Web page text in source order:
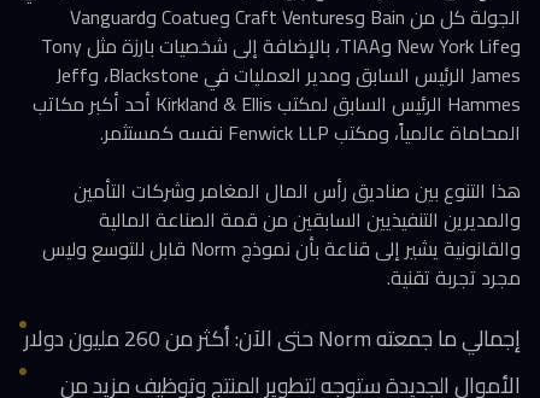
الجولة كل من Bain وCraft Ventures وCoatue وVanguard
وNew York Life وTIAA، بالإضافة إلى شخصيات بارزة مثل Tony
James الرئيس السابق ومدير العمليات في Blackstone، وJeff
Hammes الرئيس السابق لمكتب Kirkland & Ellis أحد أكبر مكاتب
المحاماة عالمياً، ومكتب Fenwick LLP نفسه كمستثمر.
هذا التنوع بين صناديق رأس المال المغامر وشركات التأمين
والمديرين التنفيذيين السابقين من قمة الصناعة المالية
والقانونية يشير إلى قناعة بأن نموذج Norm قابل للتوسع وليس
مجرد تجربة تقنية.
إجمالي ما جمعته Norm حتى الآن: أكثر من 260 مليون دولار
الأموال الجديدة ستوجه لتطوير المنتج وتوظيف مزيد من